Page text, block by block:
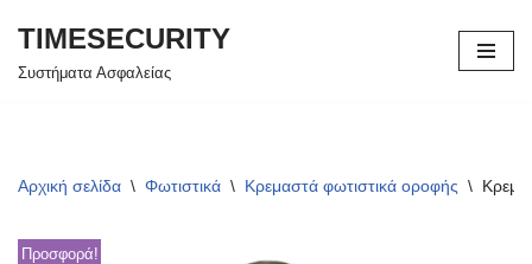
Μεταπηδήστε
TIMESECURITY
Συστήματα Ασφαλείας
Αρχική σελίδα \ Φωτιστικά \ Κρεμαστά φωτιστικά οροφής \
Προσφορά!